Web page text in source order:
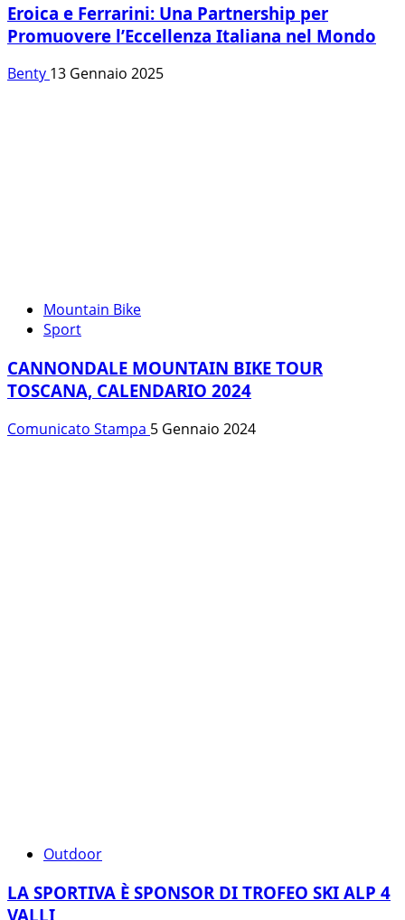
Eroica e Ferrarini: Una Partnership per
Promuovere l’Eccellenza Italiana nel Mondo
Benty 13 Gennaio 2025
Mountain Bike
Sport
CANNONDALE MOUNTAIN BIKE TOUR
TOSCANA, CALENDARIO 2024
Comunicato Stampa 5 Gennaio 2024
Outdoor
LA SPORTIVA È SPONSOR DI TROFEO SKI ALP 4
VALLI